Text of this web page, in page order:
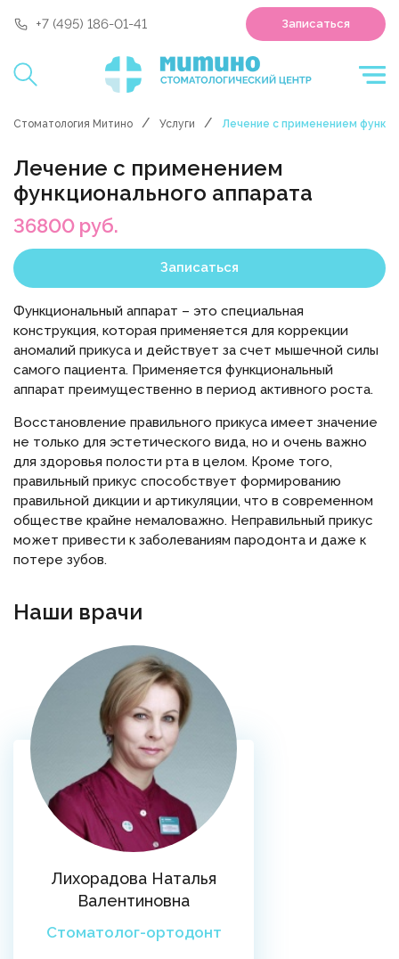
+7 (495) 186-01-41 Записаться
Стоматология Митино Услуги Лечение с применением
Лечение с применением
функционального аппарата
36800 руб.
Записаться
Функциональный аппарат – это специальная
конструкция, которая применяется для коррекции
аномалий прикуса и действует за счет мышечной силы
самого пациента. Применяется функциональный
аппарат преимущественно в период активного роста.
Восстановление правильного прикуса имеет значение
не только для эстетического вида, но и очень важно
для здоровья полости рта в целом. Кроме того,
правильный прикус способствует формированию
правильной дикции и артикуляции, что в современном
обществе крайне немаловажно. Неправильный прикус
может привести к заболеваниям пародонта и даже к
потере зубов.
Наши врачи
Лихорадова Наталья
Валентиновна
Стоматолог-ортодонт